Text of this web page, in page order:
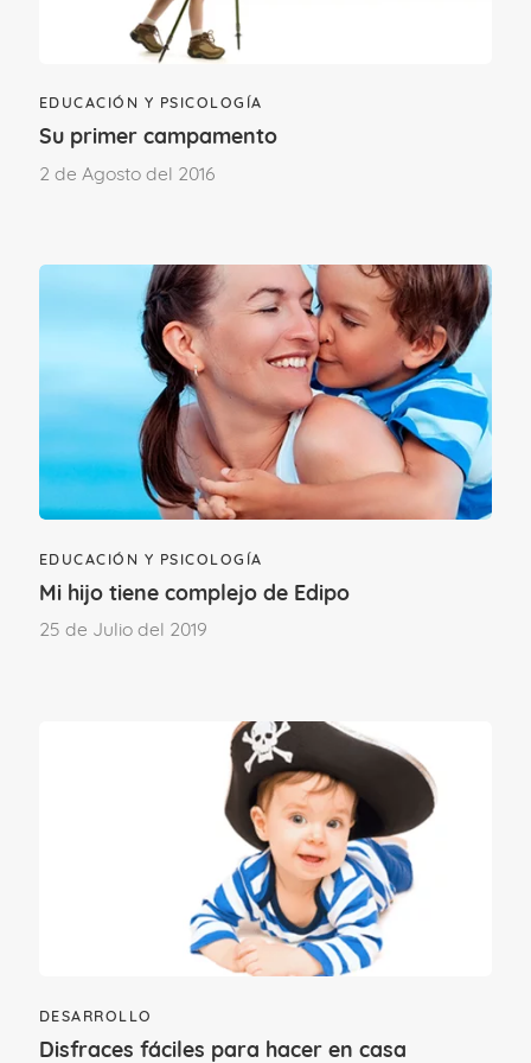
enuresis diurna
Razones más comunes de
enuresis diurna:
Están jugando o distraídos viendo la TV
y no quieren perderse ni un momento.
Han realizado orinas previas
Vejigas muy pequeñas o débiles.
EDUCACIÓN Y PSICOLOGÍA
Su primer campamento
2 de Agosto del 2016
EDUCACIÓN Y PSICOLOGÍA
Mi hijo tiene complejo de Edipo
25 de Julio del 2019
DESARROLLO
Disfraces fáciles para hacer en casa